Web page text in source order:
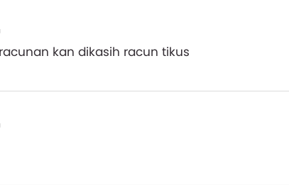
kan dikasih racun tikus